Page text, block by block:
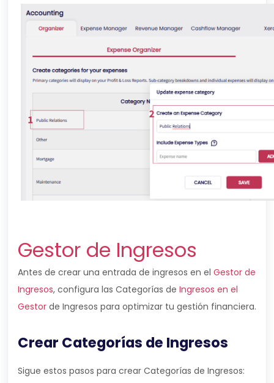
Gestor de Ingresos
Antes de crear una entrada de ingresos en el Gestor de
Ingresos, configura las Categorías de Ingresos en el
Gestor de Ingresos para optimizar tu gestión financiera.
Crear Categorías de Ingresos
Sigue estos pasos para crear Categorías de Ingresos: